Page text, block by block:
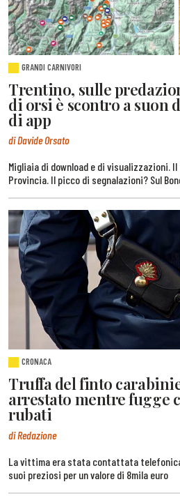
GRANDI CARNIVORI
Trentino, sulle
di orsi è scontro a suon
di app
di Davide Orsato
Migliaia di download e di visualizzazioni.
Provincia. Il picco di segnalazioni? Sul
CRONACA
Truffa del finto
arrestato mentre fugge
rubati
di Redazione
La vittima era stata contattata
suoi preziosi per un valore di 8mila euro